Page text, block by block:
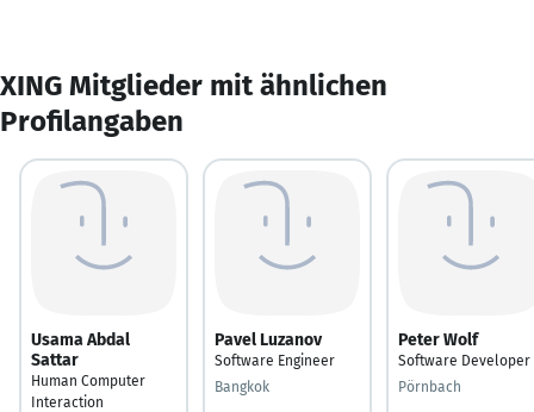
XING Mitglieder mit ähnlichen
Profilangaben
Usama Abdal
Sattar
Human Computer
Interaction
Pavel Luzanov
Software Engineer
Bangkok
Peter Wolf
Software Developer
Pörnbach